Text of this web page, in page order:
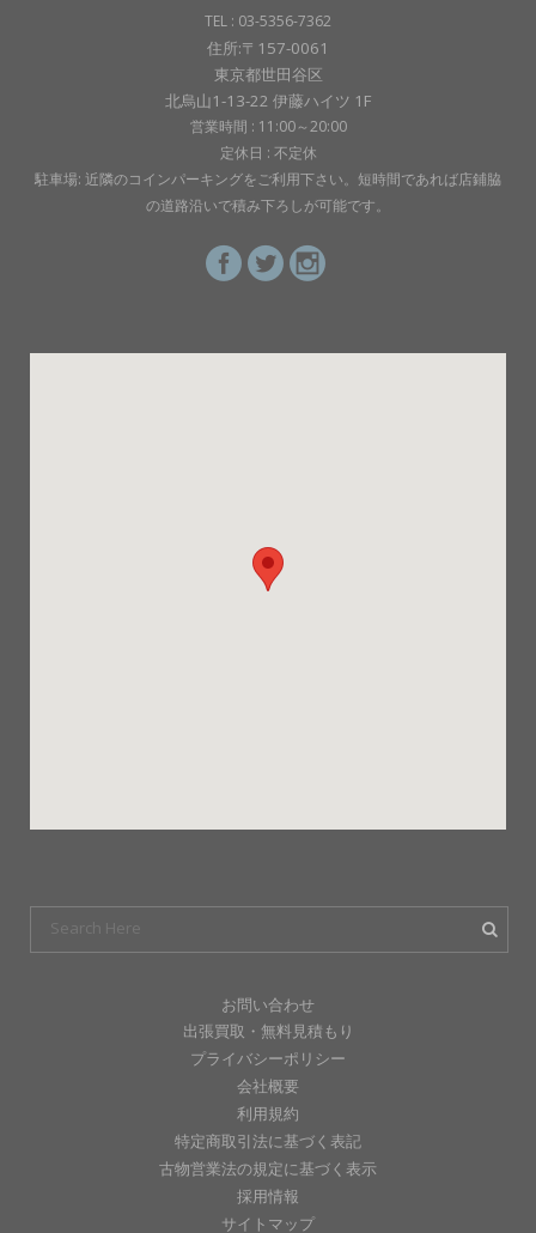
TEL : 03-5356-7362
住所:〒157-0061
東京都世田谷区
北烏山1-13-22 伊藤ハイツ 1F
営業時間 : 11:00～20:00
定休日 : 不定休
駐車場: 近隣のコインパーキングをご利用下さい。短時間であれば店鋪脇
の道路沿いで積み下ろしが可能です。
お問い合わせ
出張買取・無料見積もり
プライバシーポリシー
会社概要
利用規約
特定商取引法に基づく表記
古物営業法の規定に基づく表示
採用情報
サイトマップ